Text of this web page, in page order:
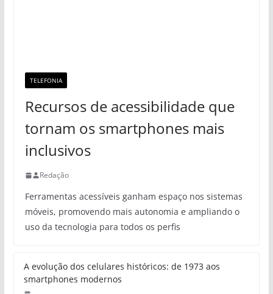
TELEFONIA
Recursos de acessibilidade que
tornam os smartphones mais
inclusivos
Redação
Ferramentas acessíveis ganham espaço nos sistemas
móveis, promovendo mais autonomia e ampliando o
uso da tecnologia para todos os perfis
A evolução dos celulares históricos: de 1973 aos
smartphones modernos